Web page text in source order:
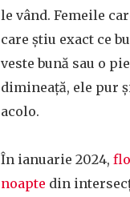
le vând. Femeile
care știu exact ce
veste bună sau o
dimineață, ele pur
acolo.
În ianuarie 2024,
noapte din